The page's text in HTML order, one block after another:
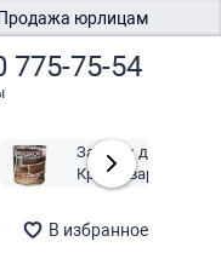
Продажа юрлицам
775-75-54
Защити дерево
Красковар
В избранное